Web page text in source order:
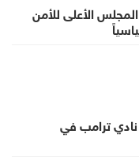
الأعلى للأمن
قرب نادي ترامب في